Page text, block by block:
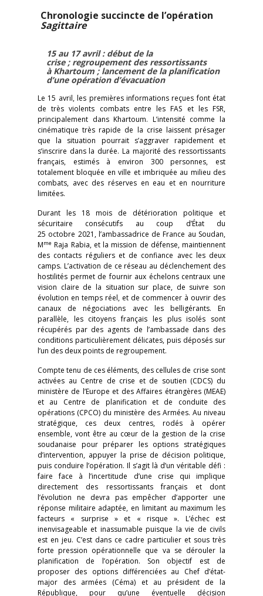
Chronologie succincte de l’opération
Sagittaire
15 au 17 avril : début de la
crise ; regroupement des ressortissants
à Khartoum ; lancement de la planification
d’une opération d’évacuation
Le 15 avril, les premières informations reçues font état
de très violents combats entre les FAS et les FSR,
principalement dans Khartoum. L’intensité comme la
cinématique très rapide de la crise laissent présager
que la situation pourrait s’aggraver rapidement et
s’inscrire dans la durée. La majorité des ressortissants
français, estimés à environ 300 personnes, est
totalement bloquée en ville et imbriquée au milieu des
combats, avec des réserves en eau et en nourriture
limitées.
Durant les 18 mois de détérioration politique et
sécuritaire consécutifs au coup d’État du
25 octobre 2021, l’ambassadrice de France au Soudan,
Mme Raja Rabia, et la mission de défense, maintiennent
des contacts réguliers et de confiance avec les deux
camps. L’activation de ce réseau au déclenchement des
hostilités permet de fournir aux échelons centraux une
vision claire de la situation sur place, de suivre son
évolution en temps réel, et de commencer à ouvrir des
canaux de négociations avec les belligérants. En
parallèle, les citoyens français les plus isolés sont
récupérés par des agents de l’ambassade dans des
conditions particulièrement délicates, puis déposés sur
l’un des deux points de regroupement.
Compte tenu de ces éléments, des cellules de crise sont
activées au Centre de crise et de soutien (CDCS) du
ministère de l’Europe et des Affaires étrangères (MEAE)
et au Centre de planification et de conduite des
opérations (CPCO) du ministère des Armées. Au niveau
stratégique, ces deux centres, rodés à opérer
ensemble, vont être au cœur de la gestion de la crise
soudanaise pour préparer les options stratégiques
d’intervention, appuyer la prise de décision politique,
puis conduire l’opération. Il s’agit là d’un véritable défi :
faire face à l’incertitude d’une crise qui implique
directement des ressortissants français et dont
l’évolution ne devra pas empêcher d’apporter une
réponse militaire adaptée, en limitant au maximum les
facteurs « surprise » et « risque ». L’échec est
inenvisageable et inassumable puisque la vie de civils
est en jeu. C’est dans ce cadre particulier et sous très
forte pression opérationnelle que va se dérouler la
planification de l’opération. Son objectif est de
proposer des options différenciées au Chef d’état-
major des armées (Céma) et au président de la
République, pour qu’une éventuelle décision